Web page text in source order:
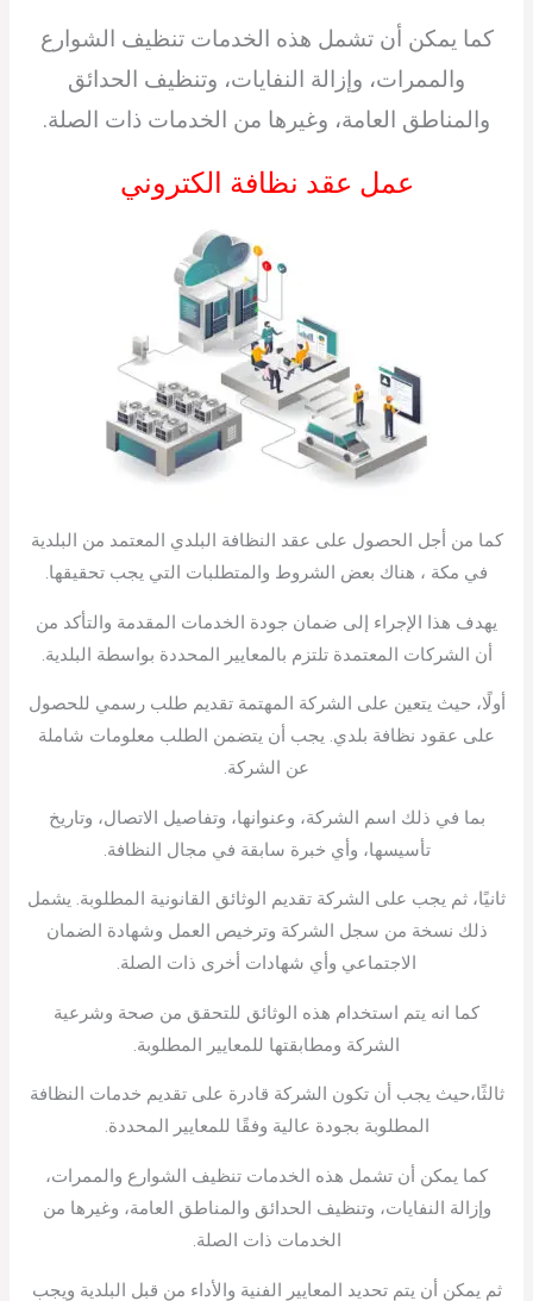
كما يمكن أن تشمل هذه الخدمات تنظيف الشوارع
والممرات، وإزالة النفايات، وتنظيف الحدائق
والمناطق العامة، وغيرها من الخدمات ذات الصلة.
عمل عقد نظافة الكتروني
كما من أجل الحصول على عقد النظافة البلدي المعتمد من البلدية
في مكة ، هناك بعض الشروط والمتطلبات التي يجب تحقيقها.
يهدف هذا الإجراء إلى ضمان جودة الخدمات المقدمة والتأكد من
أن الشركات المعتمدة تلتزم بالمعايير المحددة بواسطة البلدية.
أولًا، حيث يتعين على الشركة المهتمة تقديم طلب رسمي للحصول
على عقود نظافة بلدي. يجب أن يتضمن الطلب معلومات شاملة
عن الشركة.
بما في ذلك اسم الشركة، وعنوانها، وتفاصيل الاتصال، وتاريخ
تأسيسها، وأي خبرة سابقة في مجال النظافة.
ثانيًا، ثم يجب على الشركة تقديم الوثائق القانونية المطلوبة. يشمل
ذلك نسخة من سجل الشركة وترخيص العمل وشهادة الضمان
الاجتماعي وأي شهادات أخرى ذات الصلة.
كما انه يتم استخدام هذه الوثائق للتحقق من صحة وشرعية
الشركة ومطابقتها للمعايير المطلوبة.
ثالثًا،حيث يجب أن تكون الشركة قادرة على تقديم خدمات النظافة
المطلوبة بجودة عالية وفقًا للمعايير المحددة.
كما يمكن أن تشمل هذه الخدمات تنظيف الشوارع والممرات،
وإزالة النفايات، وتنظيف الحدائق والمناطق العامة، وغيرها من
الخدمات ذات الصلة.
ثم يمكن أن يتم تحديد المعايير الفنية والأداء من قبل البلدية ويجب